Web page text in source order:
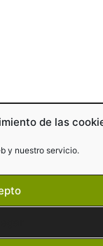
de las
y nuestro servicio.